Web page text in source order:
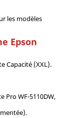
les modèles
Epson
Capacité (XXL).
Pro WF-5110DW,